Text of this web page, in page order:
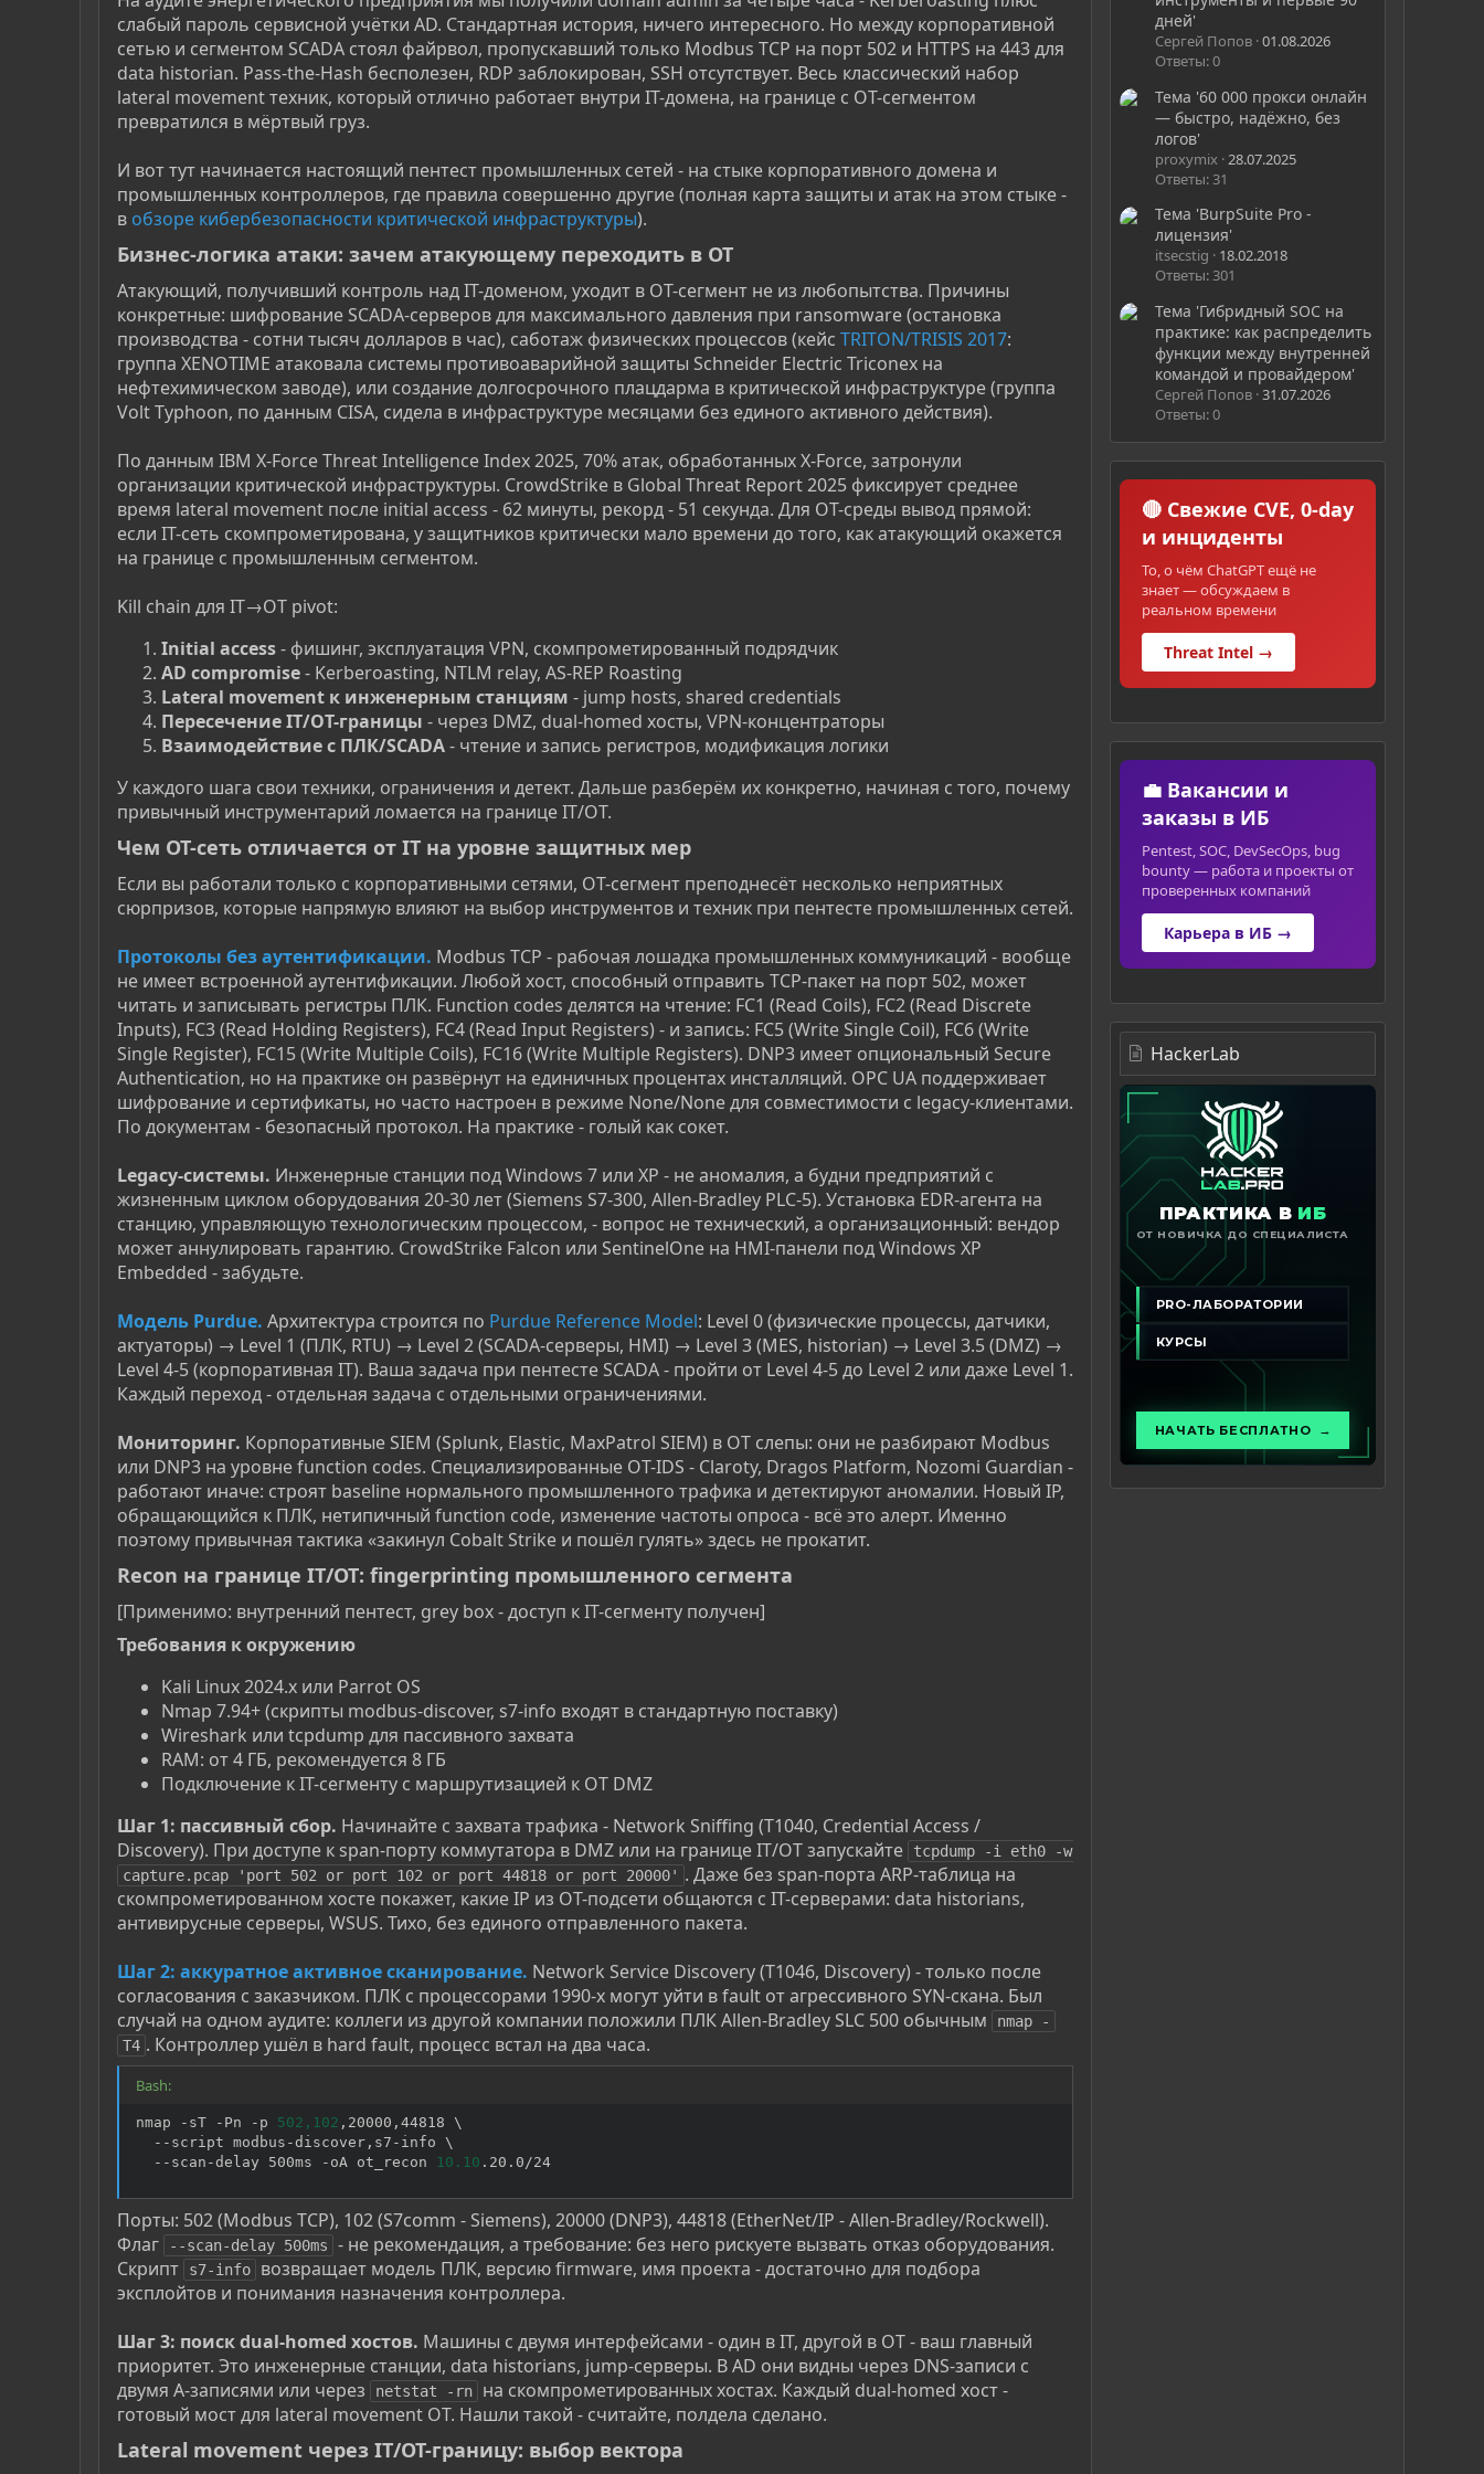
слабый пароль сервисной учётки AD. Стандартная история, ничего интересного. Но между корпоративной
сетью и сегментом SCADA стоял файрвол, пропускавший только Modbus TCP на порт 502 и HTTPS на 443 для
data historian. Pass-the-Hash бесполезен, RDP заблокирован, SSH отсутствует. Весь классический набор
lateral movement техник, который отлично работает внутри IT-домена, на границе с OT-сегментом
превратился в мёртвый груз.
И вот тут начинается настоящий пентест промышленных сетей - на стыке корпоративного домена и
промышленных контроллеров, где правила совершенно другие (полная карта защиты и атак на этом стыке -
в обзоре кибербезопасности критической инфраструктуры).
Бизнес-логика атаки: зачем атакующему переходить в OT​
Атакующий, получивший контроль над IT-доменом, уходит в OT-сегмент не из любопытства. Причины
конкретные: шифрование SCADA-серверов для максимального давления при ransomware (остановка
производства - сотни тысяч долларов в час), саботаж физических процессов (кейс TRITON/TRISIS 2017:
группа XENOTIME атаковала системы противоаварийной защиты Schneider Electric Triconex на
нефтехимическом заводе), или создание долгосрочного плацдарма в критической инфраструктуре (группа
Volt Typhoon, по данным CISA, сидела в инфраструктуре месяцами без единого активного действия).
По данным IBM X-Force Threat Intelligence Index 2025, 70% атак, обработанных X-Force, затронули
организации критической инфраструктуры. CrowdStrike в Global Threat Report 2025 фиксирует среднее
время lateral movement после initial access - 62 минуты, рекорд - 51 секунда. Для OT-среды вывод прямой:
если IT-сеть скомпрометирована, у защитников критически мало времени до того, как атакующий окажется
на границе с промышленным сегментом.
Kill chain для IT→OT pivot:
Initial access- фишинг, эксплуатация VPN, скомпрометированный подрядчик
AD compromise- Kerberoasting, NTLM relay, AS-REP Roasting
Lateral movement к инженерным станциям - jump hosts, shared credentials
Пересечение IT/OT-границы - через DMZ, dual-homed хосты, VPN-концентраторы
Взаимодействие с ПЛК/SCADA- чтение и запись регистров, модификация логики
У каждого шага свои техники, ограничения и детект. Дальше разберём их конкретно, начиная с того, почему
привычный инструментарий ломается на границе IT/OT.
Чем OT-сеть отличается от IT на уровне защитных мер​
Если вы работали только с корпоративными сетями, OT-сегмент преподнесёт несколько неприятных
сюрпризов, которые напрямую влияют на выбор инструментов и техник при пентесте промышленных сетей.
Протоколы без аутентификации. Modbus TCP - рабочая лошадка промышленных коммуникаций - вообще
не имеет встроенной аутентификации. Любой хост, способный отправить TCP-пакет на порт 502, может
читать и записывать регистры ПЛК. Function codes делятся на чтение: FC1 (Read Coils), FC2 (Read Discrete
Inputs), FC3 (Read Holding Registers), FC4 (Read Input Registers) - и запись: FC5 (Write Single Coil), FC6 (Write
Single Register), FC15 (Write Multiple Coils), FC16 (Write Multiple Registers). DNP3 имеет опциональный Secure
Authentication, но на практике он развёрнут на единичных процентах инсталляций. OPC UA поддерживает
шифрование и сертификаты, но часто настроен в режиме None/None для совместимости с legacy-клиентами.
По документам - безопасный протокол. На практике - голый как сокет.
Legacy-системы. Инженерные станции под Windows 7 или XP - не аномалия, а будни предприятий с
жизненным циклом оборудования 20-30 лет (Siemens S7-300, Allen-Bradley PLC-5). Установка EDR-агента на
станцию, управляющую технологическим процессом, - вопрос не технический, а организационный: вендор
может аннулировать гарантию. CrowdStrike Falcon или SentinelOne на HMI-панели под Windows XP
Embedded - забудьте.
Модель Purdue. Архитектура строится по Purdue Reference Model: Level 0 (физические процессы, датчики,
актуаторы) → Level 1 (ПЛК, RTU) → Level 2 (SCADA-серверы, HMI) → Level 3 (MES, historian) → Level 3.5 (DMZ) →
Level 4-5 (корпоративная IT). Ваша задача при пентесте SCADA - пройти от Level 4-5 до Level 2 или даже Level 1.
Каждый переход - отдельная задача с отдельными ограничениями.
Мониторинг. Корпоративные SIEM (Splunk, Elastic, MaxPatrol SIEM) в OT слепы: они не разбирают Modbus
или DNP3 на уровне function codes. Специализированные OT-IDS - Claroty, Dragos Platform, Nozomi Guardian -
работают иначе: строят baseline нормального промышленного трафика и детектируют аномалии. Новый IP,
обращающийся к ПЛК, нетипичный function code, изменение частоты опроса - всё это алерт. Именно
поэтому привычная тактика «закинул Cobalt Strike и пошёл гулять» здесь не прокатит.
Recon на границе IT/OT: fingerprinting промышленного сегмента​
[Применимо: внутренний пентест, grey box - доступ к IT-сегменту получен]
Требования к окружению​
Kali Linux 2024.x или Parrot OS
Nmap 7.94+ (скрипты modbus-discover, s7-info входят в стандартную поставку)
Wireshark или tcpdump для пассивного захвата
RAM: от 4 ГБ, рекомендуется 8 ГБ
Подключение к IT-сегменту с маршрутизацией к OT DMZ
Шаг 1: пассивный сбор. Начинайте с захвата трафика - Network Sniffing (T1040, Credential Access /
Discovery). При доступе к span-порту коммутатора в DMZ или на границе IT/OT запускайте
tcpdump -i eth0 -w
capture.pcap 'port 502 or port 102 or port 44818 or port 20000' . Даже без span-порта ARP-таблица на
скомпрометированном хосте покажет, какие IP из OT-подсети общаются с IT-серверами: data historians,
антивирусные серверы, WSUS. Тихо, без единого отправленного пакета.
Шаг 2: аккуратное активное сканирование. Network Service Discovery (T1046, Discovery) - только после
согласования с заказчиком. ПЛК с процессорами 1990-х могут уйти в fault от агрессивного SYN-скана. Был
случай на одном аудите: коллеги из другой компании положили ПЛК Allen-Bradley SLC 500 обычным
nmap -
T4 . Контроллер ушёл в hard fault, процесс встал на два часа.
Bash:
nmap -sT -Pn -p 502,102 ,20000,44818 \
  --script modbus-discover,s7-info
\
  --scan-delay 500ms -oA ot_recon
10.10 .20.0/24
Порты: 502 (Modbus TCP), 102 (S7comm - Siemens), 20000 (DNP3), 44818 (EtherNet/IP - Allen-Bradley/Rockwell).
Флаг
--scan-delay 500ms
- не рекомендация, а требование: без него рискуете вызвать отказ оборудования.
Скрипт
s7-info
возвращает модель ПЛК, версию firmware, имя проекта - достаточно для подбора
эксплойтов и понимания назначения контроллера.
Шаг 3: поиск dual-homed хостов. Машины с двумя интерфейсами - один в IT, другой в OT - ваш главный
приоритет. Это инженерные станции, data historians, jump-серверы. В AD они видны через DNS-записи с
двумя A-записями или через
netstat -rn
на скомпрометированных хостах. Каждый dual-homed хост -
готовый мост для lateral movement OT. Нашли такой - считайте, полдела сделано.
Lateral movement через IT/OT-границу: выбор вектора​
дней'
Сергей Попов 01.08.2026
Ответы: 0
Тема '60 000 прокси онлайн
— быстро, надёжно, без
логов'
proxymix 28.07.2025
Ответы: 31
Тема 'BurpSuite Pro -
лицензия'
itsecstig
18.02.2018
Ответы: 301
Тема 'Гибридный SOC на
практике: как распределить
функции между внутренней
командой и провайдером'
Сергей Попов 31.07.2026
Ответы: 0
🔴 Свежие CVE, 0-day
и инциденты
То, о чём ChatGPT ещё не
знает — обсуждаем в
реальном времени
Threat Intel →
💼 Вакансии и
заказы в ИБ
Pentest, SOC, DevSecOps, bug
bounty — работа и проекты от
проверенных компаний
Карьера в ИБ →
HackerLab